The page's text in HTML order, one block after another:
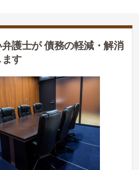
護士が 債務の軽減・解消
す